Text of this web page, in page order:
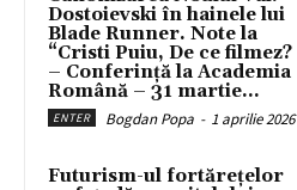
Dostoievski în hainele lui
Blade Runner. Note la
“Cristi Puiu, De ce filmez?
– Conferință la Academia
Română – 31 martie...
ENTER Bogdan Popa - 1 aprilie 2026
Futurism-ul fortărețelor